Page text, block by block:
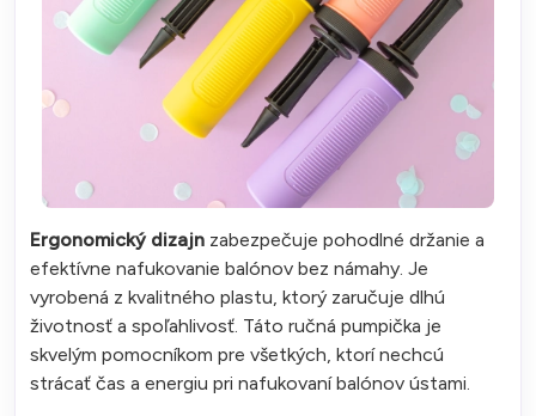
Ergonomický dizajn zabezpečuje pohodlné držanie a
efektívne nafukovanie balónov bez námahy. Je
vyrobená z kvalitného plastu, ktorý zaručuje dlhú
životnosť a spoľahlivosť. Táto ručná pumpička je
skvelým pomocníkom pre všetkých, ktorí nechcú
strácať čas a energiu pri nafukovaní balónov ústami.